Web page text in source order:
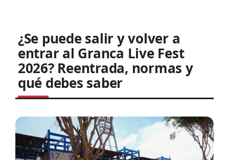
¿Se puede salir y volver a
entrar al Granca Live Fest
2026? Reentrada, normas y
qué debes saber